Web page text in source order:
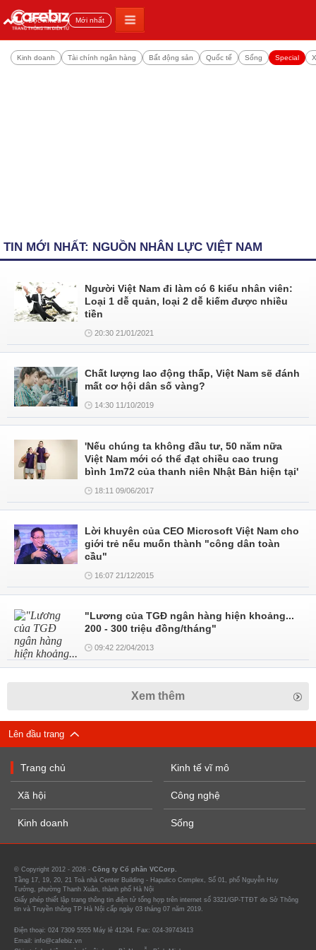
Đọc nhiều Mới nhất
Kinh doanh Tài chính ngân hàng Bất động sản Quốc tế Sống Special
TIN MỚI NHẤT: NGUỒN NHÂN LỰC VIỆT NAM
Người Việt Nam đi làm có 6 kiểu nhân viên:
Loại 1 dễ quản, loại 2 dễ kiếm được nhiều
tiền
20:30 21/01/2021
Chất lượng lao động thấp, Việt Nam sẽ đánh
mất cơ hội dân số vàng?
14:30 11/10/2019
'Nếu chúng ta không đầu tư, 50 năm nữa
Việt Nam mới có thể đạt chiều cao trung
bình 1m72 của thanh niên Nhật Bản hiện tại'
18:11 09/06/2017
Lời khuyên của CEO Microsoft Việt Nam cho
giới trẻ nếu muốn thành "công dân toàn
cầu"
16:07 21/12/2015
"Lương của TGĐ ngân hàng hiện khoảng...
200 - 300 triệu đồng/tháng"
09:42 22/04/2013
Xem thêm
Lên đầu trang
Trang chủ
Xã hội
Kinh doanh
Kinh tế vĩ mô
Công nghệ
Sống
© Copyright 2012 - 2026 - Công ty Cổ phần VCCorp.
Tầng 17, 19, 20, 21 Toà nhà Center Building - Hapulico Complex, Số 01, phố Nguyễn Huy
Tưởng, phường Thanh Xuân, thành phố Hà Nội
Giấy phép thiết lập trang thông tin điện tử tổng hợp trên internet số 3321/GP-TTĐT do Sở Thông
tin và Truyền thông TP Hà Nội cấp ngày 03 tháng 07 năm 2019.
Điện thoại: 024 7309 5555 Máy lẻ 41294. Fax: 024-39743413
Email: info@cafebiz.vn